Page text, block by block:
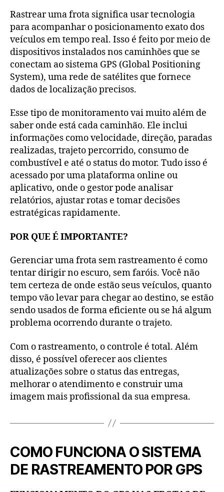
Rastrear uma frota significa usar tecnologia
para acompanhar o posicionamento exato dos
veículos em tempo real. Isso é feito por meio de
dispositivos instalados nos caminhões que se
conectam ao sistema GPS (Global Positioning
System), uma rede de satélites que fornece
dados de localização precisos.
Esse tipo de monitoramento vai muito além de
saber onde está cada caminhão. Ele inclui
informações como velocidade, direção, paradas
realizadas, trajeto percorrido, consumo de
combustível e até o status do motor. Tudo isso é
acessado por uma plataforma online ou
aplicativo, onde o gestor pode analisar
relatórios, ajustar rotas e tomar decisões
estratégicas rapidamente.
POR QUE É IMPORTANTE?
Gerenciar uma frota sem rastreamento é como
tentar dirigir no escuro, sem faróis. Você não
tem certeza de onde estão seus veículos, quanto
tempo vão levar para chegar ao destino, se estão
sendo usados de forma eficiente ou se há algum
problema ocorrendo durante o trajeto.
Com o rastreamento, o controle é total. Além
disso, é possível oferecer aos clientes
atualizações sobre o status das entregas,
melhorar o atendimento e construir uma
imagem mais profissional da sua empresa.
COMO FUNCIONA O SISTEMA
DE RASTREAMENTO POR GPS